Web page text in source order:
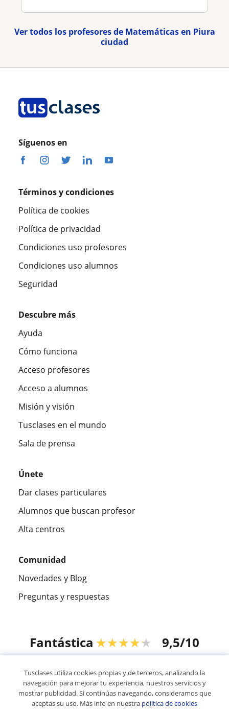
Ver todos los profesores de Matemáticas en Piura
ciudad
Síguenos en
Términos y condiciones
Política de cookies
Política de privacidad
Condiciones uso profesores
Condiciones uso alumnos
Seguridad
Descubre más
Ayuda
Cómo funciona
Acceso profesores
Acceso a alumnos
Misión y visión
Tusclases en el mundo
Sala de prensa
Únete
Dar clases particulares
Alumnos que buscan profesor
Alta centros
Comunidad
Novedades y Blog
Preguntas y respuestas
Fantástica ★★★★★ 9,5/10
© 2007 - 2026 Tusclases.pe
Tusclases utiliza cookies propias y de terceros, analizando la
navegación para mejorar tu experiencia, nuestros servicios y
mostrar publicidad. Si continúas navegando, consideramos que
aceptas su uso. Más info en nuestra política de cookies